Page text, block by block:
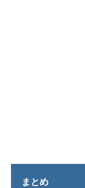
まとめ